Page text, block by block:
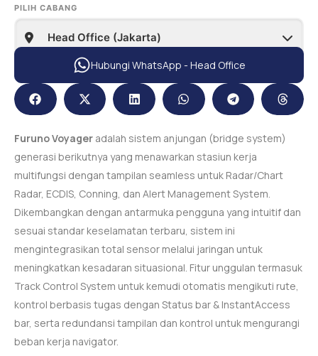
PILIH CABANG
Hubungi WhatsApp - Head Office
Furuno Voyager adalah sistem anjungan (bridge system)
generasi berikutnya yang menawarkan stasiun kerja
multifungsi dengan tampilan seamless untuk Radar/Chart
Radar, ECDIS, Conning, dan Alert Management System.
Dikembangkan dengan antarmuka pengguna yang intuitif dan
sesuai standar keselamatan terbaru, sistem ini
mengintegrasikan total sensor melalui jaringan untuk
meningkatkan kesadaran situasional. Fitur unggulan termasuk
Track Control System untuk kemudi otomatis mengikuti rute,
kontrol berbasis tugas dengan Status bar & InstantAccess
bar, serta redundansi tampilan dan kontrol untuk mengurangi
beban kerja navigator.